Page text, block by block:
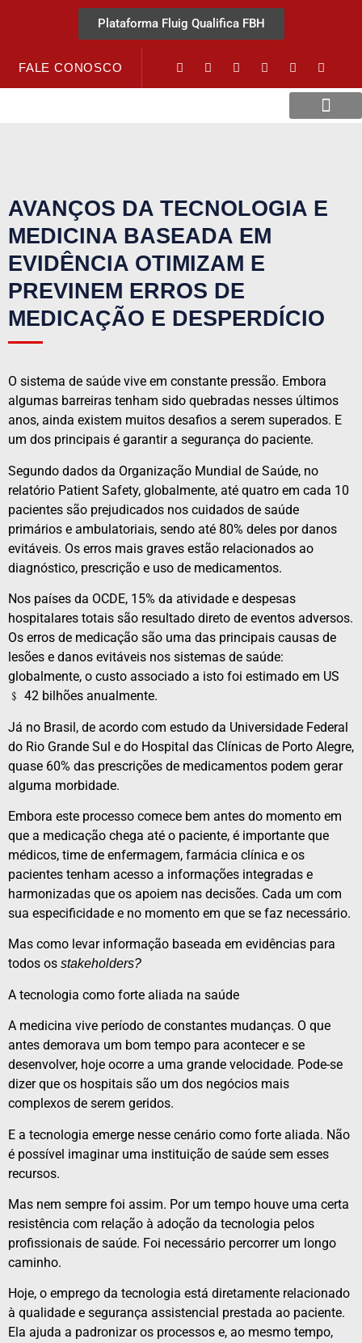
Plataforma Fluig Qualifica FBH
FALE CONOSCO
AVANÇOS DA TECNOLOGIA E
MEDICINA BASEADA EM
EVIDÊNCIA OTIMIZAM E
PREVINEM ERROS DE
MEDICAÇÃO E DESPERDÍCIO
O sistema de saúde vive em constante pressão. Embora
algumas barreiras tenham sido quebradas nesses últimos
anos, ainda existem muitos desafios a serem superados. E
um dos principais é garantir a segurança do paciente.
Segundo dados da Organização Mundial de Saúde, no
relatório Patient Safety, globalmente, até quatro em cada 10
pacientes são prejudicados nos cuidados de saúde
primários e ambulatoriais, sendo até 80% deles por danos
evitáveis. Os erros mais graves estão relacionados ao
diagnóstico, prescrição e uso de medicamentos.
Nos países da OCDE, 15% da atividade e despesas
hospitalares totais são resultado direto de eventos adversos.
Os erros de medicação são uma das principais causas de
lesões e danos evitáveis nos sistemas de saúde:
globalmente, o custo associado a isto foi estimado em US
﹩ 42 bilhões anualmente.
Já no Brasil, de acordo com estudo da Universidade Federal
do Rio Grande Sul e do Hospital das Clínicas de Porto Alegre,
quase 60% das prescrições de medicamentos podem gerar
alguma morbidade.
Embora este processo comece bem antes do momento em
que a medicação chega até o paciente, é importante que
médicos, time de enfermagem, farmácia clínica e os
pacientes tenham acesso a informações integradas e
harmonizadas que os apoiem nas decisões. Cada um com
sua especificidade e no momento em que se faz necessário.
Mas como levar informação baseada em evidências para
todos os stakeholders?
A tecnologia como forte aliada na saúde
A medicina vive período de constantes mudanças. O que
antes demorava um bom tempo para acontecer e se
desenvolver, hoje ocorre a uma grande velocidade. Pode-se
dizer que os hospitais são um dos negócios mais
complexos de serem geridos.
E a tecnologia emerge nesse cenário como forte aliada. Não
é possível imaginar uma instituição de saúde sem esses
recursos.
Mas nem sempre foi assim. Por um tempo houve uma certa
resistência com relação à adoção da tecnologia pelos
profissionais de saúde. Foi necessário percorrer um longo
caminho.
Hoje, o emprego da tecnologia está diretamente relacionado
à qualidade e segurança assistencial prestada ao paciente.
Ela ajuda a padronizar os processos e, ao mesmo tempo,